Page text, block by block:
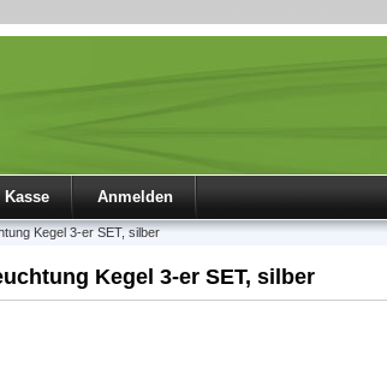
Kasse Anmelden
Kegel 3-er SET, silber
Kegel 3-er SET, silber